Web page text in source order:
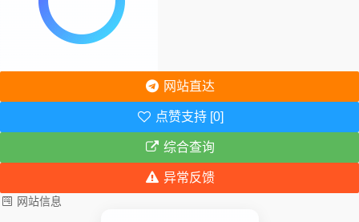
网站直达
点赞支持 [0]
综合查询
异常反馈
网站信息